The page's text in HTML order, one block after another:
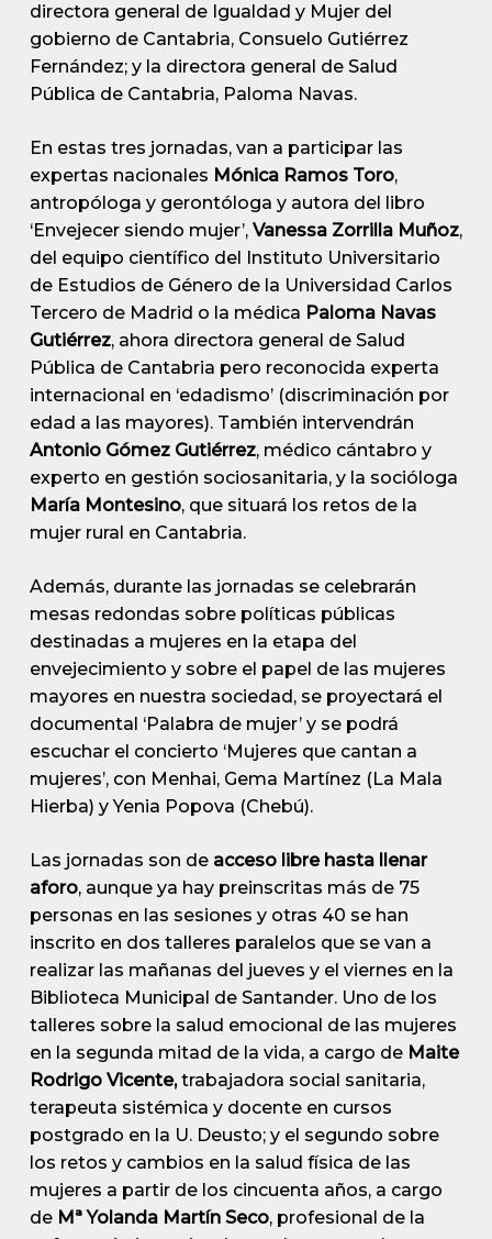
directora general de Igualdad y Mujer del
gobierno de Cantabria, Consuelo Gutiérrez
Fernández; y la directora general de Salud
Pública de Cantabria, Paloma Navas.
En estas tres jornadas, van a participar las
expertas nacionales Mónica Ramos Toro,
antropóloga y gerontóloga y autora del libro
‘Envejecer siendo mujer’, Vanessa Zorrilla Muñoz,
del equipo científico del Instituto Universitario
de Estudios de Género de la Universidad Carlos
Tercero de Madrid o la médica Paloma Navas
Gutiérrez, ahora directora general de Salud
Pública de Cantabria pero reconocida experta
internacional en ‘edadismo’ (discriminación por
edad a las mayores). También intervendrán
Antonio Gómez Gutiérrez, médico cántabro y
experto en gestión sociosanitaria, y la socióloga
María Montesino, que situará los retos de la
mujer rural en Cantabria.
Además, durante las jornadas se celebrarán
mesas redondas sobre políticas públicas
destinadas a mujeres en la etapa del
envejecimiento y sobre el papel de las mujeres
mayores en nuestra sociedad, se proyectará el
documental ‘Palabra de mujer’ y se podrá
escuchar el concierto ‘Mujeres que cantan a
mujeres’, con Menhai, Gema Martínez (La Mala
Hierba) y Yenia Popova (Chebú).
Las jornadas son de acceso libre hasta llenar
aforo, aunque ya hay preinscritas más de 75
personas en las sesiones y otras 40 se han
inscrito en dos talleres paralelos que se van a
realizar las mañanas del jueves y el viernes en la
Biblioteca Municipal de Santander. Uno de los
talleres sobre la salud emocional de las mujeres
en la segunda mitad de la vida, a cargo de Maite
Rodrigo Vicente,trabajadora social sanitaria,
terapeuta sistémica y docente en cursos
postgrado en la U. Deusto; y el segundo sobre
los retos y cambios en la salud física de las
mujeres a partir de los cincuenta años, a cargo
de Mª Yolanda Martín Seco, profesional de la